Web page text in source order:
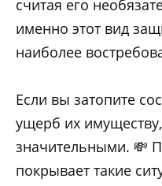
считая его
именно этот вид
наиболее
Если вы затопите
ущерб их
значительными. 💸
покрывает такие